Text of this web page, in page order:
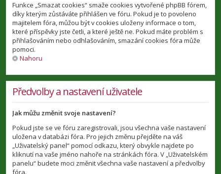
Funkce „Smazat cookies“ smaže cookies vytvořené phpBB fórem,
díky kterým zůstáváte přihlášen ve fóru. Pokud je to povoleno
majitelem fóra, můžou být v cookies uloženy informace o tom,
které příspěvky jste četli, a které ještě ne. Pokud máte problém s
přihlašováním nebo odhlašováním, smazání cookies fóra může
pomoci.
Nahoru
Předvolby a nastavení uživatele
Jak můžu změnit svoje nastavení?
Pokud jste se ve fóru zaregistrovali, jsou všechna vaše nastavení
uložena v databázi fóra. Pro jejich změnu přejděte na váš
„Uživatelský panel“ pomocí odkazu, který obvykle najdete po
kliknutí na vaše jméno nahoře na stránkách fóra. V „Uživatelském
panelu“ budete moci změnit všechna vaše nastavení a předvolby
fóra.